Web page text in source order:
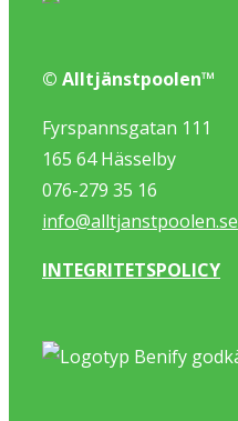
© Alltjänstpoolen™
Fyrspannsgatan 111
165 64 Hässelby
076-279 35 16
info@alltjanstpoolen.se
INTEGRITETSPOLICY